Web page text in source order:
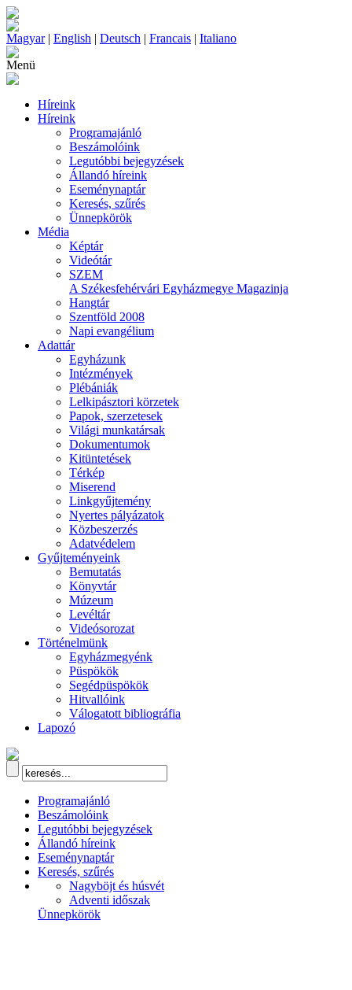
Magyar| English | Deutsch | Francais | Italiano
Menü
Híreink
Híreink
Programajánló
Beszámolóink
Legutóbbi bejegyzések
Állandó híreink
Eseménynaptár
Keresés, szűrés
Ünnepkörök
Média
Képtár
Videótár
SZEM
A Székesfehérvári Egyházmegye Magazinja
Hangtár
Szentföld 2008
Napi evangélium
Adattár
Egyházunk
Intézmények
Plébániák
Lelkipásztori körzetek
Papok, szerzetesek
Világi munkatársak
Dokumentumok
Kitüntetések
Térkép
Miserend
Linkgyűjtemény
Nyertes pályázatok
Közbeszerzés
Adatvédelem
Gyűjteményeink
Bemutatás
Könyvtár
Múzeum
Levéltár
Videósorozat
Történelmünk
Egyházmegyénk
Püspökök
Segédpüspökök
Hitvallóink
Válogatott bibliográfia
Lapozó
Programajánló
Beszámolóink
Legutóbbi bejegyzések
Állandó híreink
Eseménynaptár
Keresés, szűrés
Nagyböjt és húsvét
Adventi időszak
Ünnepkörök